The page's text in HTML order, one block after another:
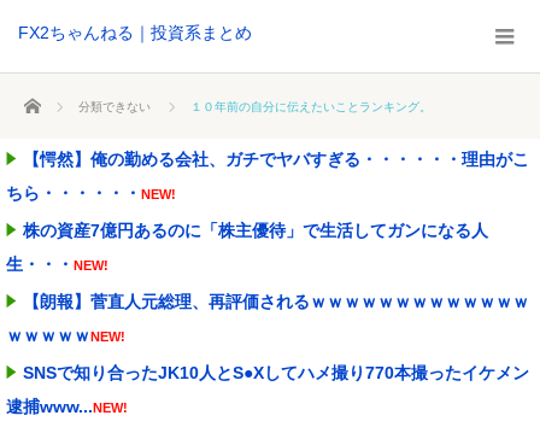
FX2ちゃんねる｜投資系まとめ
ホーム 分類できない １０年前の自分に伝えたいことランキング。
【愕然】俺の勤める会社、ガチでヤバすぎる・・・・・・理由がこ
ちら・・・・・・ NEW!
株の資産7億円あるのに「株主優待」で生活してガンになる人
生・・・ NEW!
【朗報】菅直人元総理、再評価されるｗｗｗｗｗｗｗｗｗｗｗｗｗ
ｗｗｗｗｗNEW!
SNSで知り合ったJK10人とS●Xしてハメ撮り770本撮ったイケメン
逮捕www...NEW!